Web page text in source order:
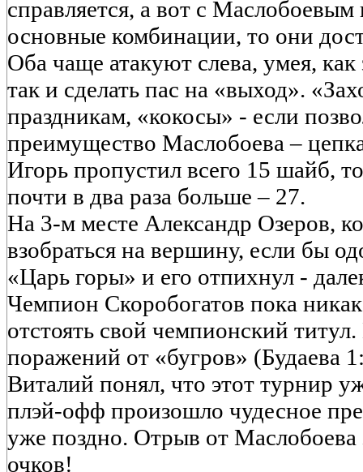
справляется, а вот с Маслобоевым
основные комбинации, то они
Оба чаще атакуют слева, умея,
так и сделать пас на «выход».
праздникам, «кокосы» - если
преимущество Маслобоева –
Игорь пропустил всего 15 шайб,
почти в два раза больше – 27.
На 3-м месте Александр Озеров,
взобраться на вершину, если бы
«Царь горы» и его отпихнул -
Чемпион Скоробогатов пока
отстоять свой чемпионский
поражений от «бугров» (Будаева
Виталий понял, что этот турнир
плэй-офф произошло чудесное
уже поздно. Отрыв от Маслобоева
очков!